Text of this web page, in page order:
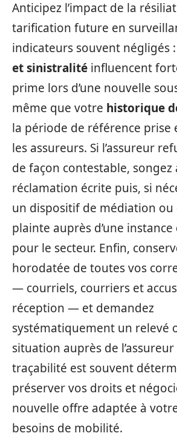
Anticipez l’impact de la
tarification future en
indicateurs souvent négligés :
et sinistralité influencent
prime lors d’une nouvelle
même que votre historique
la période de référence prise
les assureurs. Si l’assureur
de façon contestable,
réclamation écrite puis, si
un dispositif de médiation ou
plainte auprès d’une
pour le secteur. Enfin,
horodatée de toutes vos
— courriels, courriers et
réception — et demandez
systématiquement un relevé
situation auprès de
traçabilité est souvent
préserver vos droits et
nouvelle offre adaptée à
besoins de mobilité.